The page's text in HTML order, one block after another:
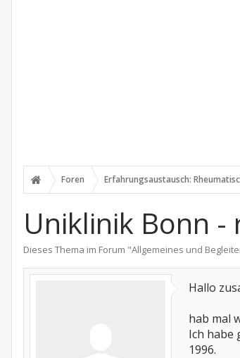
Foren Erfahrungsaustausch:
Uniklinik Bonn -
Dieses Thema im Forum "Allgemeines und
Hallo
hab mal
Ich habe
1996.